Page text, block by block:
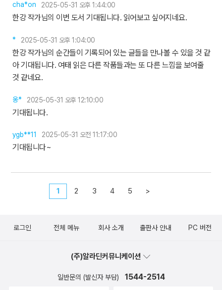
cha*on 2025-05-31 오후 1:44:00
한강 작가님의 이번 도서 기대됩니다. 읽어보고 싶어지네요.
* 2025-05-31 오후 1:04:00
한강 작가님의 순간들이 기록되어 있는 글들을 만나볼 수 있을 것 같
아 기대됩니다. 여태 읽은 다른 작품들과는 또 다른 느낌을 보여줄
것 같네요.
옹* 2025-05-31 오후 12:10:00
기대됩니다.
ygb**11 2025-05-31 오전 11:17:00
기대됩니다~
1 2 3 4 5 >
로그인 전체 메뉴 회사 소개 출판사 안내 PC 버전
(주)알라딘커뮤니케이션
일반문의 (발신자 부담) 1544-2514